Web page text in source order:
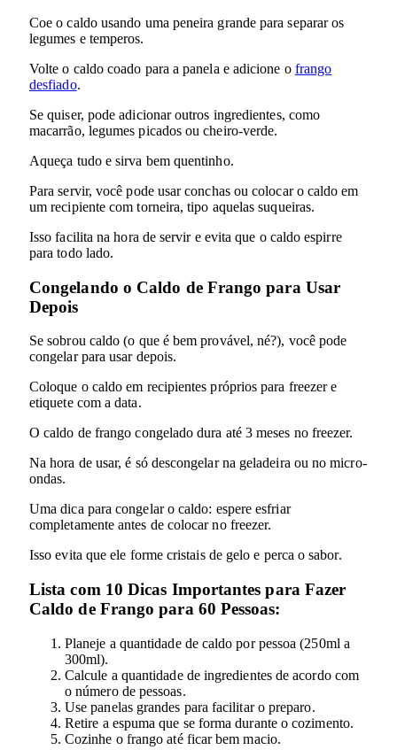
Coe o caldo usando uma peneira grande para separar os
legumes e temperos.
Volte o caldo coado para a panela e adicione o frango
desfiado.
Se quiser, pode adicionar outros ingredientes, como
macarrão, legumes picados ou cheiro-verde.
Aqueça tudo e sirva bem quentinho.
Para servir, você pode usar conchas ou colocar o caldo em
um recipiente com torneira, tipo aquelas suqueiras.
Isso facilita na hora de servir e evita que o caldo espirre
para todo lado.
Congelando o Caldo de Frango para Usar
Depois
Se sobrou caldo (o que é bem provável, né?), você pode
congelar para usar depois.
Coloque o caldo em recipientes próprios para freezer e
etiquete com a data.
O caldo de frango congelado dura até 3 meses no freezer.
Na hora de usar, é só descongelar na geladeira ou no micro-
ondas.
Uma dica para congelar o caldo: espere esfriar
completamente antes de colocar no freezer.
Isso evita que ele forme cristais de gelo e perca o sabor.
Lista com 10 Dicas Importantes para Fazer
Caldo de Frango para 60 Pessoas:
Planeje a quantidade de caldo por pessoa (250ml a
300ml).
Calcule a quantidade de ingredientes de acordo com
o número de pessoas.
Use panelas grandes para facilitar o preparo.
Retire a espuma que se forma durante o cozimento.
Cozinhe o frango até ficar bem macio.